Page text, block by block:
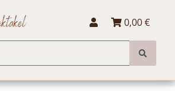
0,00 €